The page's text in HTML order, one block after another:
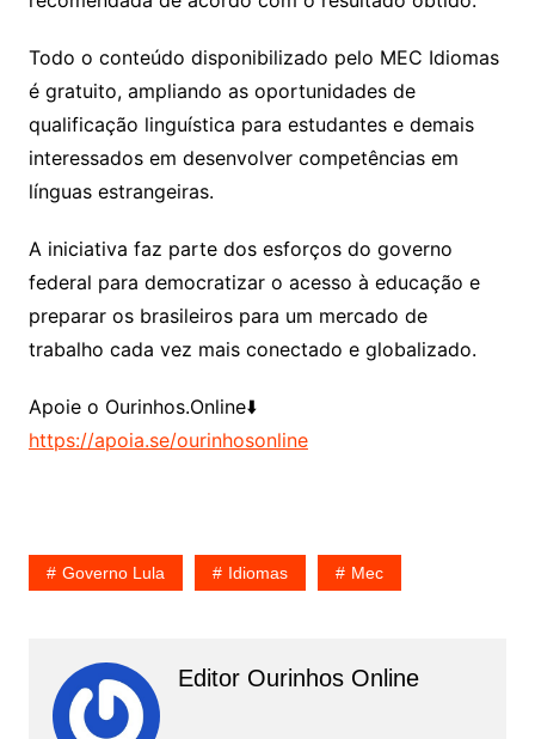
Todo o conteúdo disponibilizado pelo MEC Idiomas
é gratuito, ampliando as oportunidades de
qualificação linguística para estudantes e demais
interessados em desenvolver competências em
línguas estrangeiras.
A iniciativa faz parte dos esforços do governo
federal para democratizar o acesso à educação e
preparar os brasileiros para um mercado de
trabalho cada vez mais conectado e globalizado.
Apoie o Ourinhos.Online⬇️
https://apoia.se/ourinhosonline
Governo Lula Idiomas Mec
Editor Ourinhos Online